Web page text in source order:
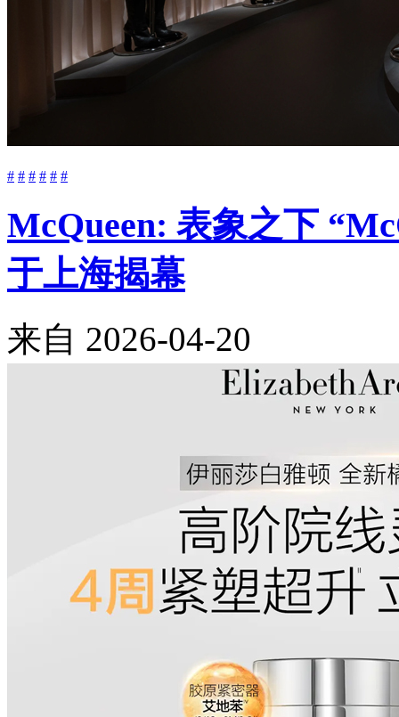
# # # # # #
McQueen: 表象之下
于上海揭幕
来自 2026-04-20